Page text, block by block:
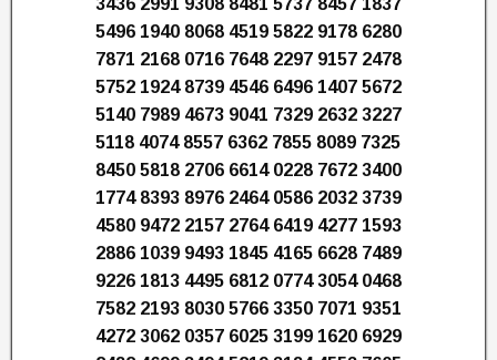
3436 2991 9308 8481 5737 8457 1837
5496 1940 8068 4519 5822 9178 6280
7871 2168 0716 7648 2297 9157 2478
5752 1924 8739 4546 6496 1407 5672
5140 7989 4673 9041 7329 2632 3227
5118 4074 8557 6362 7855 8089 7325
8450 5818 2706 6614 0228 7672 3400
1774 8393 8976 2464 0586 2032 3739
4580 9472 2157 2764 6419 4277 1593
2886 1039 9493 1845 4165 6628 7489
9226 1813 4495 6812 0774 3054 0468
7582 2193 8030 5766 3350 7071 9351
4272 3062 0357 6025 3199 1620 6929